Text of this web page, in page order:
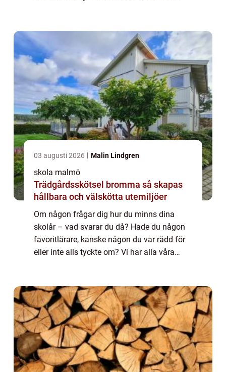
03 augusti 2026 Malin Lindgren
skola malmö
Trädgårdsskötsel bromma så skapas
hållbara och välskötta utemiljöer
Om någon frågar dig hur du minns dina
skolår – vad svarar du då? Hade du någon
favoritlärare, kanske någon du var rädd för
eller inte alls tyckte om? Vi har alla våra
En...